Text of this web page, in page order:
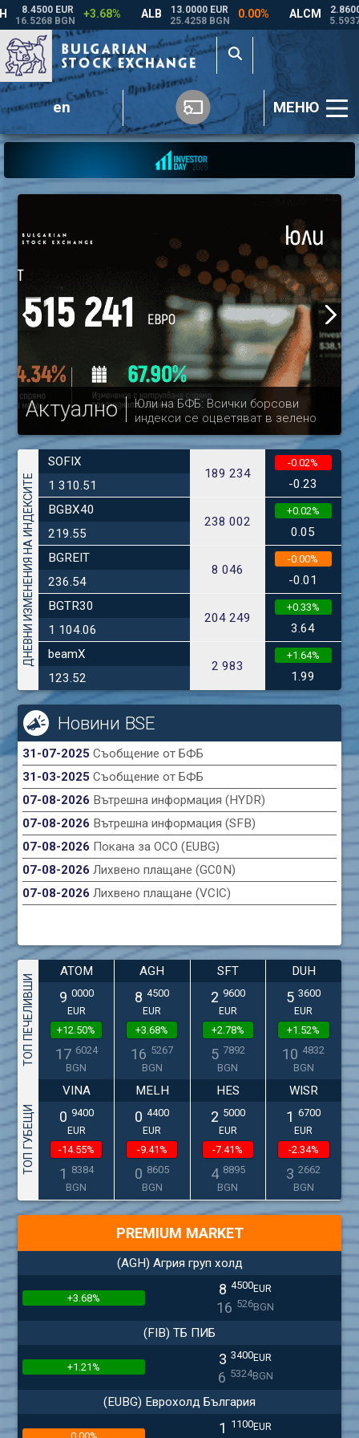
en МЕНЮ
Актуално
Юли на БФБ: Всички борсови
индекси се оцветяват в зелено
ДНЕВНИ ИЗМЕНЕНИЯ НА ИНДЕКСИТЕ
SOFIX
1 310.51
189 234
-0.02%
-0.23
BGBX40
219.55
238 002
+0.02%
0.05
BGREIT
236.54
8 046
-0.00%
-0.01
BGTR30
1 104.06
204 249
+0.33%
3.64
beamX
123.52
2 983
+1.64%
1.99
Новини BSE
31-07-2025Съобщение от БФБ
31-03-2025Съобщение от БФБ
07-08-2026 Вътрешна информация (HYDR)
07-08-2026 Вътрешна информация (SFB)
07-08-2026 Покана за ОСО (EUBG)
07-08-2026Лихвено плащане (GC0N)
07-08-2026Лихвено плащане (VCIC)
ТОП ПЕЧЕЛИВШИ
ATOM
9 0000
EUR
+12.50%
17 6024
BGN
AGH
8 4500
EUR
+3.68%
16 5267
BGN
SFT
2 9600
EUR
+2.78%
5 7892
BGN
DUH
5 3600
EUR
+1.52%
10 4832
BGN
ТОП ГУБЕЩИ
VINA
0 9400
EUR
-14.55%
1 8384
BGN
MELH
0 4400
EUR
-9.41%
0 8605
BGN
HES
2 5000
EUR
-7.41%
4 8895
BGN
WISR
1 6700
EUR
-2.34%
3 2662
BGN
PREMIUM MARKET
(AGH) Агрия груп холд
+3.68% 8 4500EUR
16 526BGN
(FIB) ТБ ПИБ
+1.21% 3 3400EUR
6 5324BGN
(EUBG) Еврохолд България
1 1100EUR